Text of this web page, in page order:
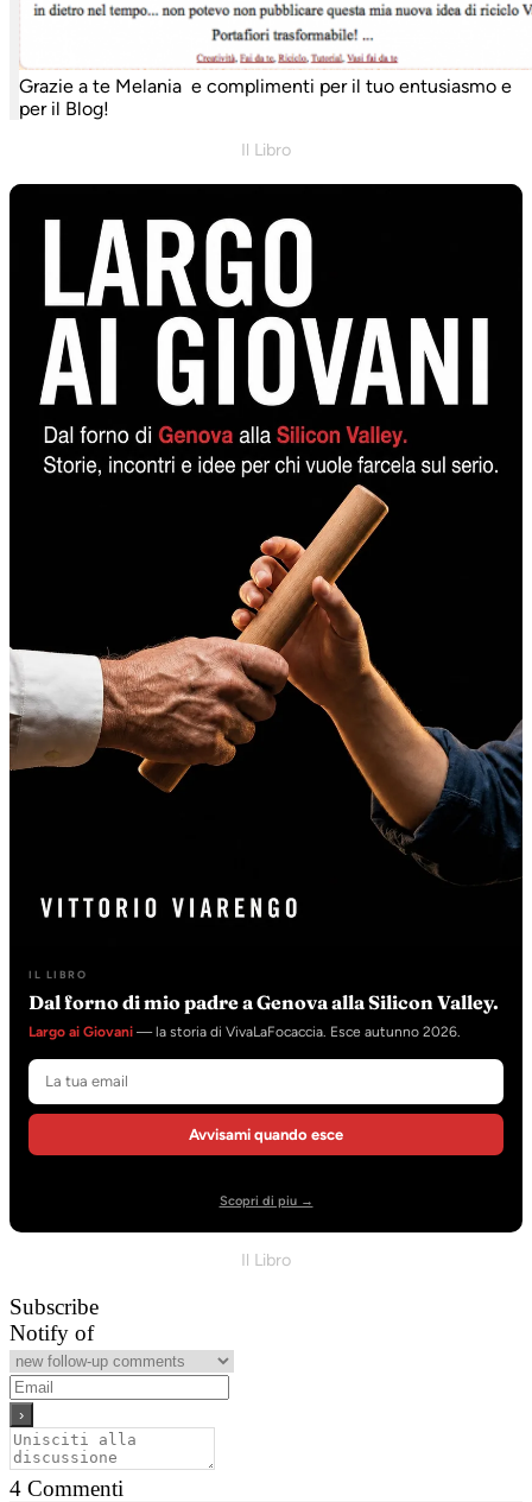
Grazie a te Melania e complimenti per il tuo entusiasmo e
per il Blog!
Il Libro
IL LIBRO
Dal forno di mio padre a Genova alla Silicon Valley.
Largo ai Giovani — la storia di VivaLaFocaccia. Esce autunno 2026.
Avvisami quando esce
Scopri di piu →
Il Libro
Subscribe
Notify of
4 Commenti